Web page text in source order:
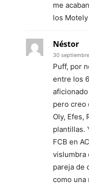
me
los
Néstor
30
Puff, por
entre los
pero creo
Oly, Efes,
plantillas.
FCB en
vislumbra
pareja de
como una